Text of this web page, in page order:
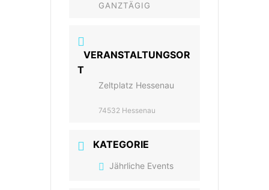
GANZTÄGIG
VERANSTALTUNGSOR
T
Zeltplatz Hessenau
74532 Hessenau
KATEGORIE
Jährliche Events